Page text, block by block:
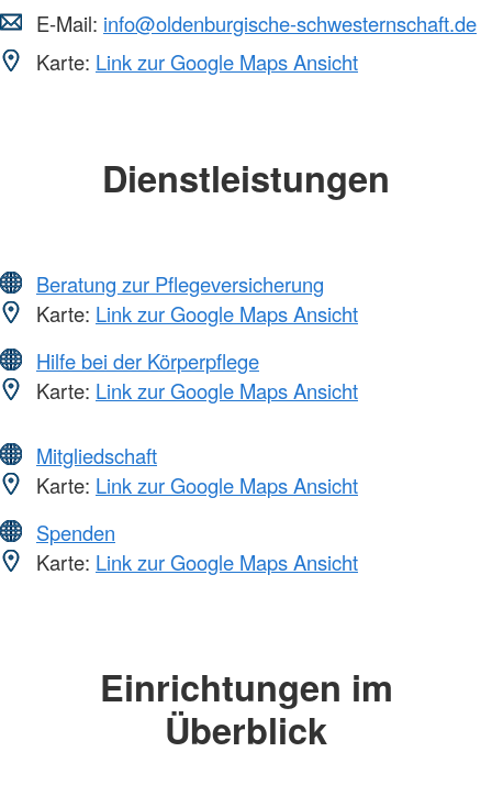
E-Mail: info@oldenburgische-schwesternschaft.de
Karte: Link zur Google Maps Ansicht
Dienstleistungen
Beratung zur Pflegeversicherung
Karte: Link zur Google Maps Ansicht
Hilfe bei der Körperpflege
Karte: Link zur Google Maps Ansicht
Mitgliedschaft
Karte: Link zur Google Maps Ansicht
Spenden
Karte: Link zur Google Maps Ansicht
Einrichtungen im
Überblick